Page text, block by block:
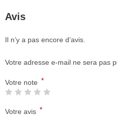
Avis
Il n’y a pas encore d’avis.
Votre adresse e-mail ne sera pas
Votre note *
Votre avis *